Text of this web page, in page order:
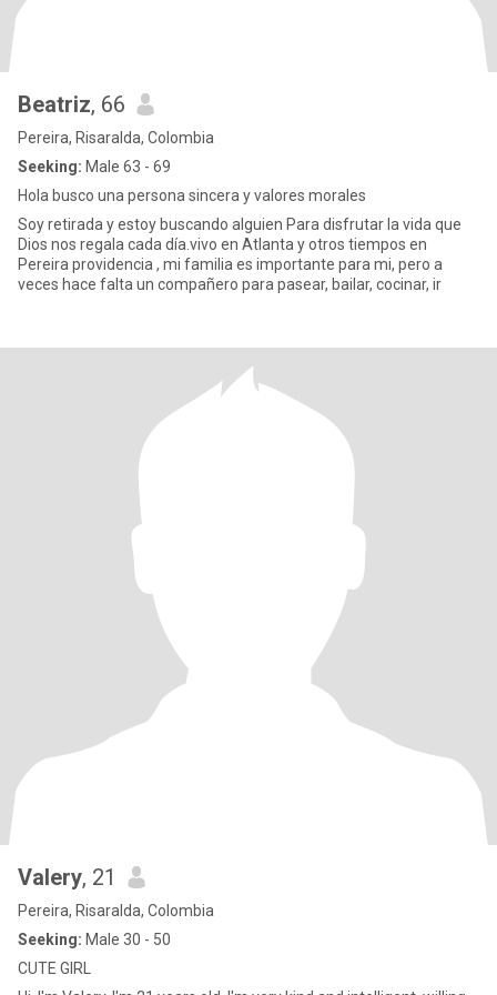
Beatriz, 66
Pereira, Risaralda, Colombia
Seeking: Male 63 - 69
Hola busco una persona sincera y valores morales
Soy retirada y estoy buscando alguien Para disfrutar la vida que
Dios nos regala cada día.vivo en Atlanta y otros tiempos en
Pereira providencia , mi familia es importante para mi, pero a
veces hace falta un compañero para pasear, bailar, cocinar, ir
Valery, 21
Pereira, Risaralda, Colombia
Seeking: Male 30 - 50
CUTE GIRL